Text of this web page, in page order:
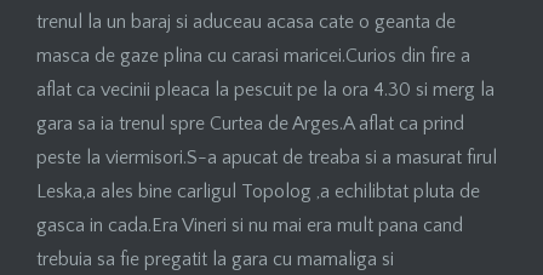
trenul la un baraj si aduceau acasa cate o geanta de
masca de gaze plina cu carasi maricei.Curios din fire a
aflat ca vecinii pleaca la pescuit pe la ora 4.30 si merg la
gara sa ia trenul spre Curtea de Arges.A aflat ca prind
peste la viermisori.S-a apucat de treaba si a masurat firul
Leska,a ales bine carligul Topolog ,a echilibtat pluta de
gasca in cada.Era Vineri si nu mai era mult pana cand
trebuia sa fie pregatit la gara cu mamaliga si